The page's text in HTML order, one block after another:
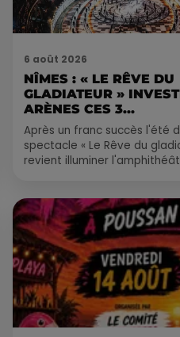
6 août 2026
NÎMES : « LE RÊVE DU
GLADIATEUR »
ARÈNES CES 3...
Après un franc succès l'été
spectacle « Le Rêve du
revient illuminer